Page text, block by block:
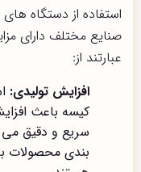
استفاده از دستگاه
صنایع مختلف دارای
عبارتند از:
افزایش تولیدی:
کیسه باعث
سریع و دقیق می
بندی محصولات